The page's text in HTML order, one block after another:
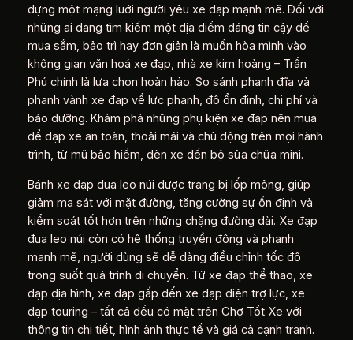
dựng một mạng lưới người yêu xe đạp mạnh mẽ. Đối với
những ai đang tìm kiếm một địa điểm đáng tin cậy để
mua sắm, bảo trì hay đơn giản là muốn hòa mình vào
không gian văn hoá xe đạp, nhà xe kim hoàng – Trần
Phú chính là lựa chọn hoàn hảo. So sánh phanh đĩa và
phanh vành xe đạp về lực phanh, độ ổn định, chi phí và
bảo dưỡng. Khám phá những phụ kiện xe đạp nên mua
để đạp xe an toàn, thoải mái và chủ động trên mọi hành
trình, từ mũ bảo hiểm, đèn xe đến bộ sửa chữa mini.
Bánh xe đạp đua leo núi được trang bị lốp mỏng, giúp
giảm ma sát với mặt đường, tăng cường sự ổn định và
kiểm soát tốt hơn trên những chặng đường dài. Xe đạp
đua leo núi còn có hệ thống truyền động và phanh
mạnh mẽ, người dùng sẽ dễ dàng điều chỉnh tốc độ
trong suốt quá trình di chuyển. Từ xe đạp thể thao, xe
đạp địa hình, xe đạp gấp đến xe đạp điện trợ lực, xe
đạp touring – tất cả đều có mặt trên Chợ Tốt Xe với
thông tin chi tiết, hình ảnh thực tế và giá cả cạnh tranh.